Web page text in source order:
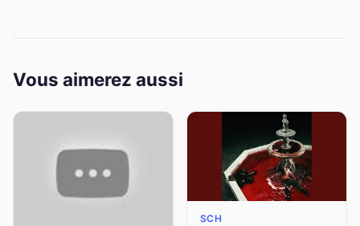
Vous aimerez aussi
SCH